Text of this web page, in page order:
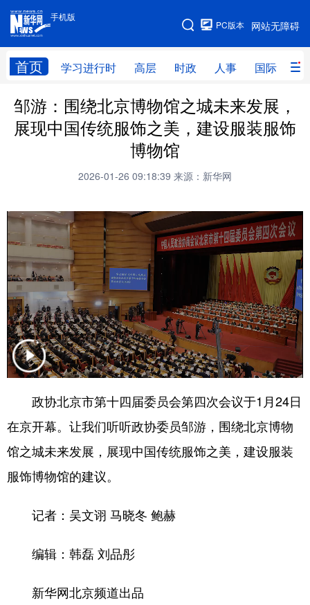
手机版
网站无障碍
PC版本
首页 学习进行时 高层 时政 人事 国际 财
手机版
网站地图
学习进行时 高层 时政 人事
国际 财经 网评 港澳
思客智库 全球连线
健康 军事 访谈 视频
图片 中央文件 金融 汽车
食品 人居 乡村振兴
溯源中国 城市 旅游 能源
会展 彩票 娱乐 时尚
悦读 公益 书画 一带一路
亚太网 上市公司 投教基地
地方频道
北京 天津
辽宁 吉林
广东 广西
邹游：围绕北京博物馆之城未来发展，
展现中国传统服饰之美，建设服装服饰
博物馆
2026-01-26 09:18:39 来源：新华网
政协北京市第十四届委员会第四次会议于1月24日
在京开幕。让我们听听政协委员邹游，围绕北京博物
馆之城未来发展，展现中国传统服饰之美，建设服装
服饰博物馆的建议。
记者：吴文诩 马晓冬 鲍赫
编辑：韩磊 刘品彤
新华网北京频道出品